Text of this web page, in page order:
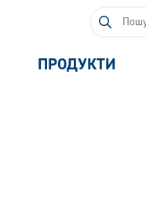
Пошук:
ПРОДУКТИ